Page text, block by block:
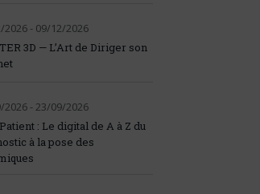
2026 - 09/12/2026
3D — L’Art de Diriger son
2026 - 23/09/2026
: Le digital de A à Z du
à la pose des